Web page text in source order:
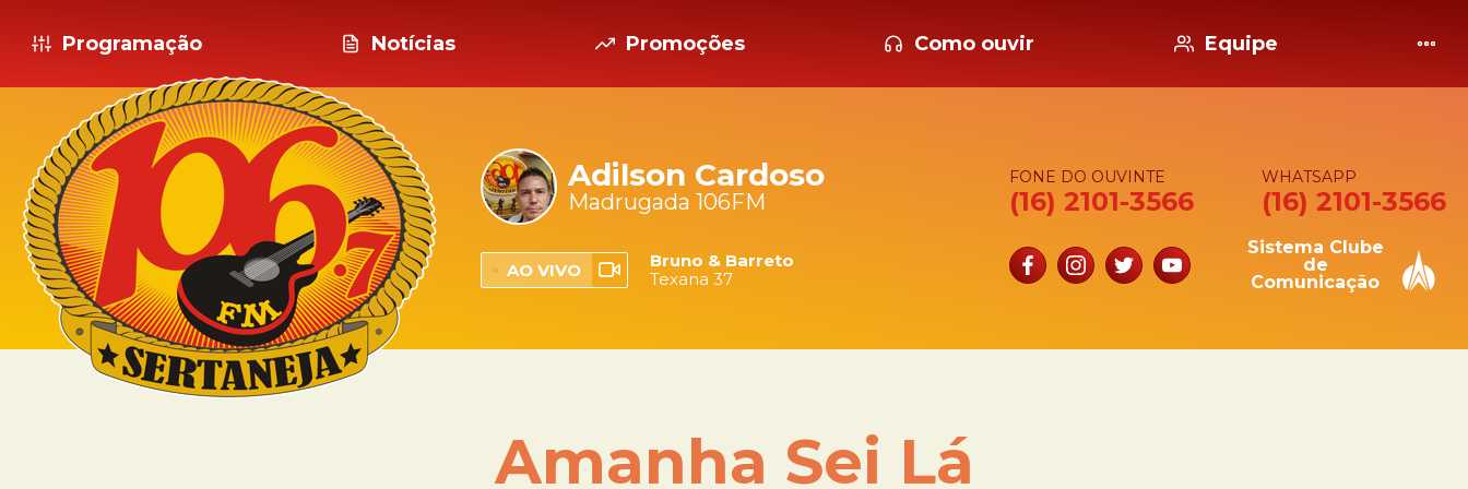
Programação Notícias Promoções Como ouvir Equipe
Adilson Cardoso
Madrugada 106FM
AO VIVO
Bruno & Barreto
Texana 37
FONE DO OUVINTE
(16) 2101-3566
WHATSAPP
(16) 2101-3566
Sistema Clube
de
Comunicação
Amanha Sei Lá